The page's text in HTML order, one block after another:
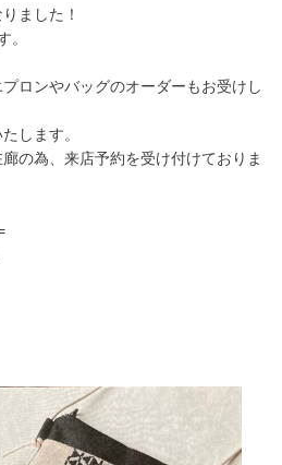
ました！
。
ロンやバッグのオーダーもお受けし
します。
の為、来店予約を受け付けておりま